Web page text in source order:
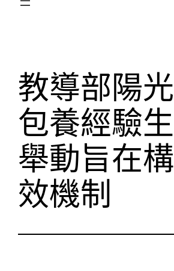
教導部陽
包養經驗
舉動旨在
效機制